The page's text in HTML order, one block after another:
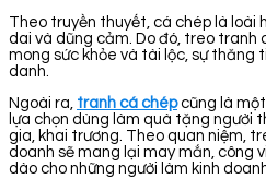
Theo truyền thuyết, cá chép là loài
dai và dũng cảm. Do đó, treo tranh
mong sức khỏe và tài lộc, sự thăng
danh.
Ngoài ra, tranh cá chépcũng là một
lựa chọn dùng làm quà tặng người
gia, khai trương. Theo quan niệm,
doanh sẽ mang lại may mắn, công
dào cho những người làm kinh